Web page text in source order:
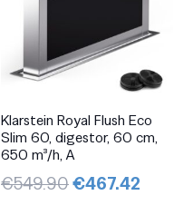
Klarstein Royal Flush Eco
Slim 60, digestor, 60 cm,
650 m³/h, A
€549.90Pôvodná
€467.42